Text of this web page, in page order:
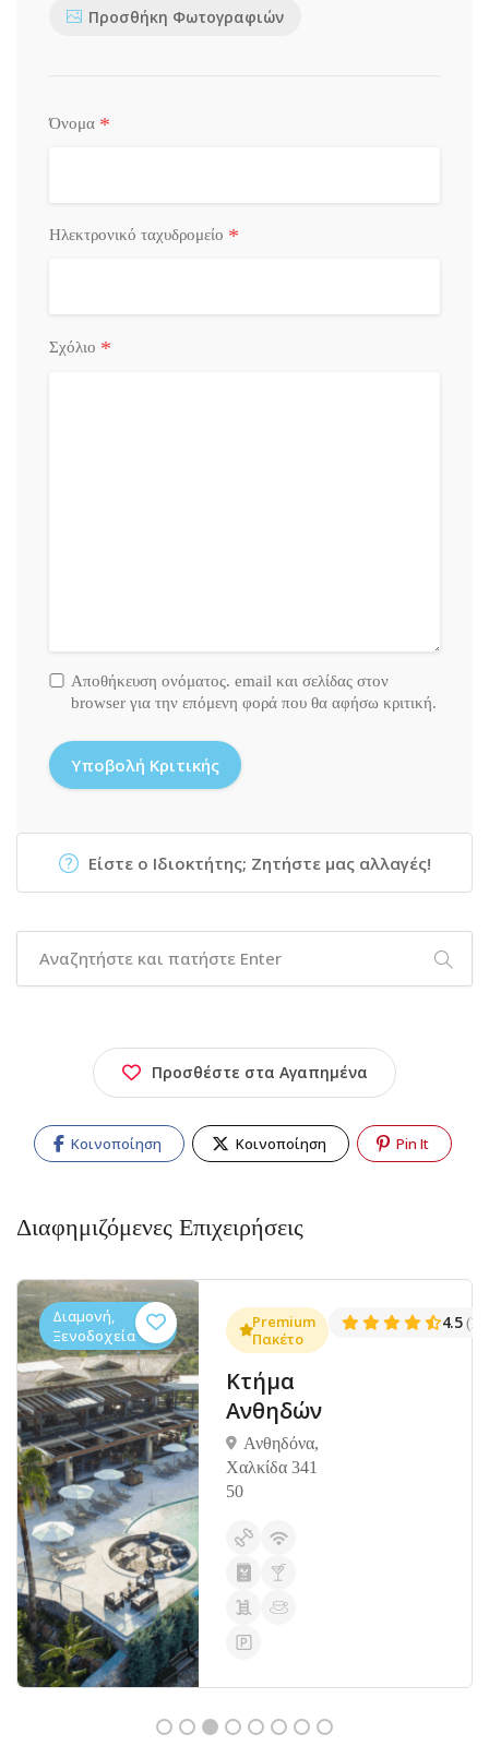
Προσθήκη Φωτογραφιών
Όνομα *
Ηλεκτρονικό ταχυδρομείο *
Σχόλιο *
Αποθήκευση ονόματος. email και σελίδας στον
browser για την επόμενη φορά που θα αφήσω κριτική.
Είστε ο Ιδιοκτήτης; Ζητήστε μας αλλαγές!
Προσθέστε στα Αγαπημένα
Κοινοποίηση Κοινοποίηση Pin It
Διαφημιζόμενες Επιχειρήσεις
(1381)
Διαμονή,
Ξενοδοχεία
Premium
Πακέτο
Κτήμα
Ανθηδών
Ανθηδόνα,
Χαλκίδα 341
50
4.5